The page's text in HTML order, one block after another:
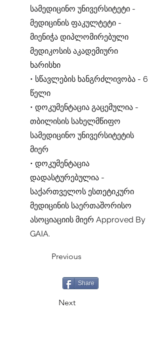
სამედიცინო უნივერსიტეტი -
მედიცინის ფაკულტეტი -
მიენიჭა დიპლომირებული
მედიკოსის აკადემიური
ხარისხი
• სწავლების ხანგრძლივობა - 6
წელი
• დოკუმენტაცია გაცემულია -
თბილისის სახელმწიფო
სამედიცინო უნივერსიტეტის
მიერ
• დოკუმენტაცია
დადასტურებულია -
საქართველოს ესთეტიკური
მედიცინის საერთაშორისო
ასოციაციის მიერ Approved By
GAIA.
Previous
Share
Next